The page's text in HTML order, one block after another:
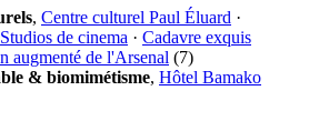
, Centre culturel Paul Éluard ·
Studios de cinema · Cadavre exquis
augmenté de l'Arsenal (7)
& biomimétisme, Hôtel Bamako